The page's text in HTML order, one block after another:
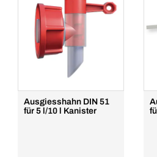
Ausgiesshahn DIN 51
für 5 l/10 l Kanister